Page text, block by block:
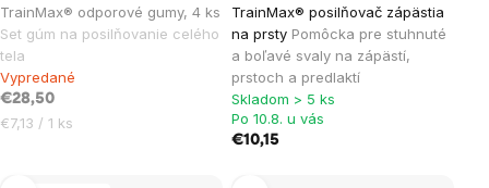
TrainMax® odporové gumy, 4 ks
Set gúm na posilňovanie celého
tela
Vypredané
€28,50
Jednotková
€7,13 / 1 ks
TrainMax® posilňovač zápästia
na prsty Pomôcka pre stuhnuté
a boľavé svaly na zápästí,
prstoch a predlaktí
hodnotenie
produktu
je
5,0
z
Skladom > 5 ks
Po 10.8. u vás
€10,15